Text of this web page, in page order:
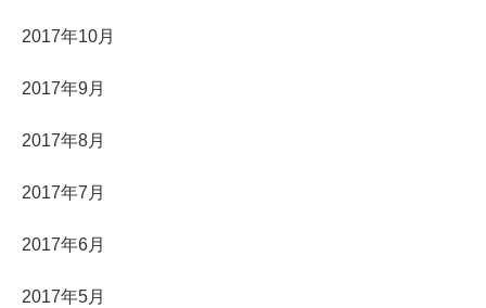
2017年10月
2017年9月
2017年8月
2017年7月
2017年6月
2017年5月